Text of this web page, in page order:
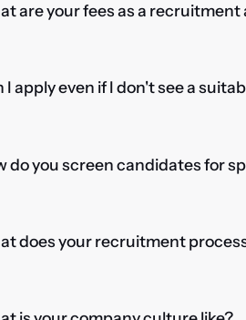
are your fees as a recruitment
I apply even if I don't see a
do you screen candidates for
does your recruitment